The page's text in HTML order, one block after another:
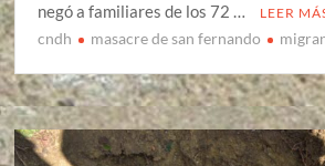
negó a familiares de los 72 …
LEER
cndh masacre de san fernando